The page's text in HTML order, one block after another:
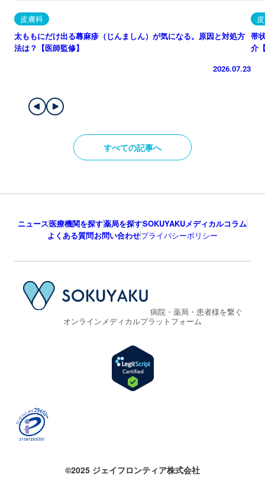
皮膚科
太ももにだけ出る蕁麻疹（じんましん）が気になる。原因と対処方
法は？【医師監修】
2026.07.23
帯
介
すべての記事へ
ニュース医療機関を探す薬局を探すSOKUYAKUメディカルコラム
よくある質問お問い合わせプライバシーポリシー
病院・薬局・患者様を繋ぐ
オンラインメディカルプラットフォーム
©2025 ジェイフロンティア株式会社